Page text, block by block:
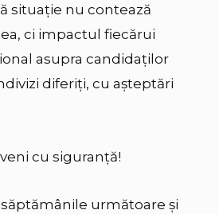
situație nu contează
ci impactul fiecărui
asupra candidaților
diferiți, cu așteptări
cu siguranță!
următoare și